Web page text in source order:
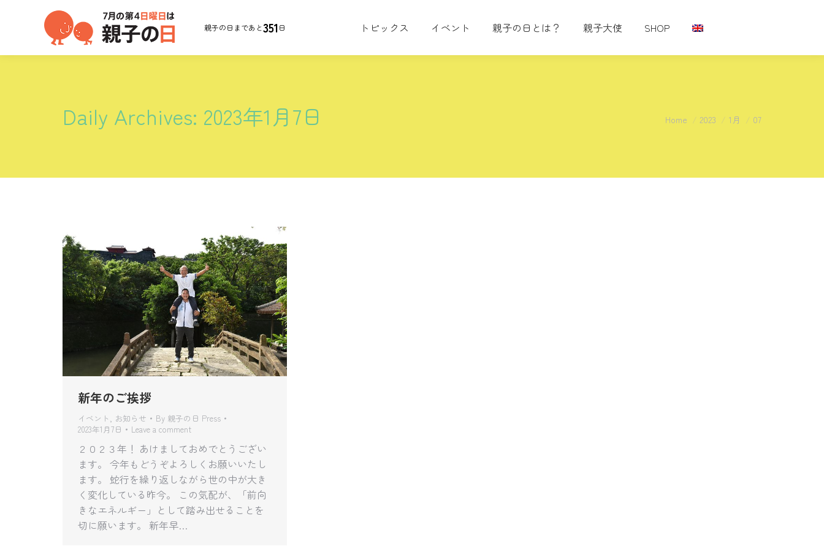
親子の日まであと351日 トピックス イベント 親子の日とは？ 親子大使 SHOP
Daily Archives: 2023年1月7日 You are here:
Home 2023 1月 07
新年のご挨拶
イベント , お知らせ By 親子の日 Press
2023年1月7日
Leave a comment
２０２３年！ あけましておめでとうござい
ます。 今年もどうぞよろしくお願いいたし
ます。 蛇行を繰り返しながら世の中が大き
く変化している昨今。 この気配が、「前向
きなエネルギー」として踏み出せることを
切に願います。 新年早…